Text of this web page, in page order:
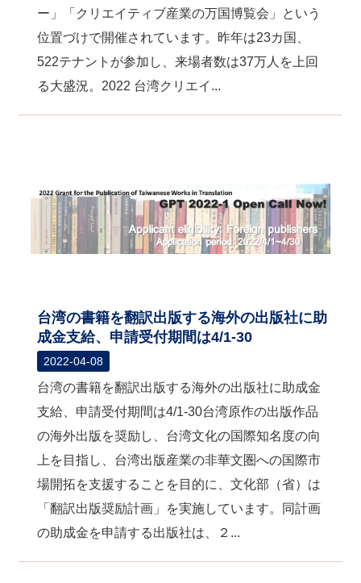
ー」「クリエイティブ産業の万国博覧会」という
位置づけで開催されています。昨年は23カ国、
522テナントが参加し、来場者数は37万人を上回
る大盛況。2022 台湾クリエイ...
台湾の書籍を翻訳出版する海外の出版社に助
成金支給、申請受付期間は4/1-30
2022-04-08
台湾の書籍を翻訳出版する海外の出版社に助成金
支給、申請受付期間は4/1-30台湾原作の出版作品
の海外出版を奨励し、台湾文化の国際知名度の向
上を目指し、台湾出版産業の非華文圏への国際市
場開拓を支援することを目的に、文化部（省）は
「翻訳出版奨励計画」を実施しています。同計画
の助成金を申請する出版社は、２...